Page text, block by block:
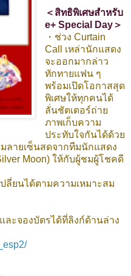
＜สิทธิพิเศษสำหรับ
e+ Special Day＞
・ช่วง Curtain
Call เหล่านักแสดง
จะออกมากล่าว
ทักทายแฟน ๆ
พร้อมเปิดโอกาสสุด
พิเศษให้ทุกคนได้
ลั่นชัตเตอร์ถ่าย
ภาพเก็บความ
ประทับใจกันได้ด้วย
ลายเซ็นสดจากทีมนักแสดง
Moon) ให้กับผู้ชมผู้โชคดี
ลี่ยนได้ตามความเหมาะสม
ละจองบัตรได้ที่ลิงก์ด้านล่าง